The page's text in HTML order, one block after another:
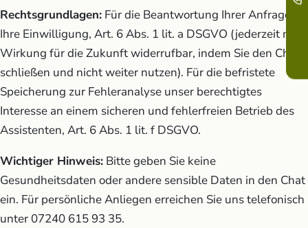
Rechtsgrundlagen: Für die Beantwortung Ihrer Anfragen
Ihre Einwilligung, Art. 6 Abs. 1 lit. a DSGVO (jederzeit mit
Wirkung für die Zukunft widerrufbar, indem Sie den Chat
schließen und nicht weiter nutzen). Für die befristete
Speicherung zur Fehleranalyse unser berechtigtes
Interesse an einem sicheren und fehlerfreien Betrieb des
Assistenten, Art. 6 Abs. 1 lit. f DSGVO.
Wichtiger Hinweis: Bitte geben Sie keine
Gesundheitsdaten oder andere sensible Daten in den Chat
ein. Für persönliche Anliegen erreichen Sie uns telefonisch
unter 07240 615 93 35.